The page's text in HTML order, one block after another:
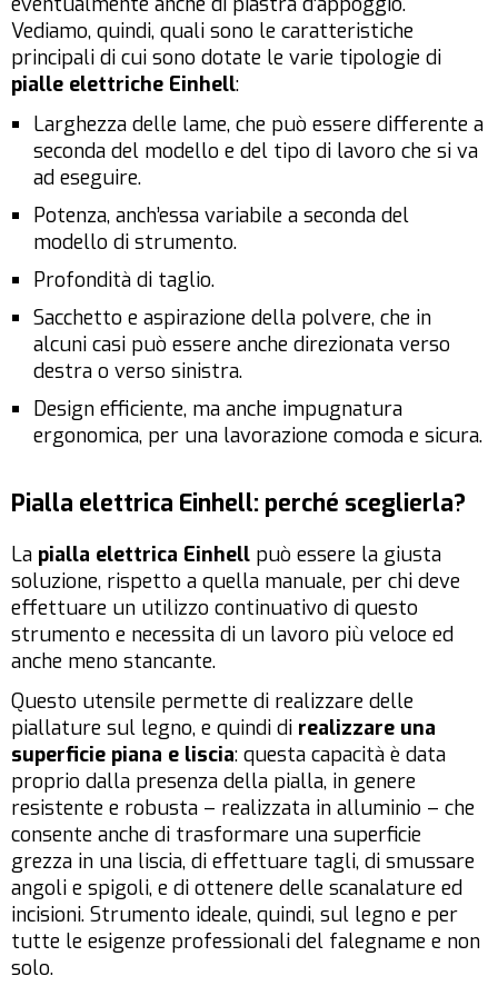
Vediamo, quindi, quali sono le caratteristiche
principali di cui sono dotate le varie tipologie di
pialle elettriche Einhell:
Larghezza delle lame, che può essere differente a
seconda del modello e del tipo di lavoro che si va
ad eseguire.
Potenza, anch’essa variabile a seconda del
modello di strumento.
Profondità di taglio.
Sacchetto e aspirazione della polvere, che in
alcuni casi può essere anche direzionata verso
destra o verso sinistra.
Design efficiente, ma anche impugnatura
ergonomica, per una lavorazione comoda e sicura.
Pialla elettrica Einhell: perché sceglierla?
La pialla elettrica Einhell può essere la giusta
soluzione, rispetto a quella manuale, per chi deve
effettuare un utilizzo continuativo di questo
strumento e necessita di un lavoro più veloce ed
anche meno stancante.
Questo utensile permette di realizzare delle
piallature sul legno, e quindi di realizzare una
superficie piana e liscia: questa capacità è data
proprio dalla presenza della pialla, in genere
resistente e robusta – realizzata in alluminio – che
consente anche di trasformare una superficie
grezza in una liscia, di effettuare tagli, di smussare
angoli e spigoli, e di ottenere delle scanalature ed
incisioni. Strumento ideale, quindi, sul legno e per
tutte le esigenze professionali del falegname e non
solo.